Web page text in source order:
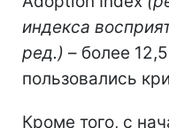
индекса
ред.) – более
пользовались
Кроме того, с